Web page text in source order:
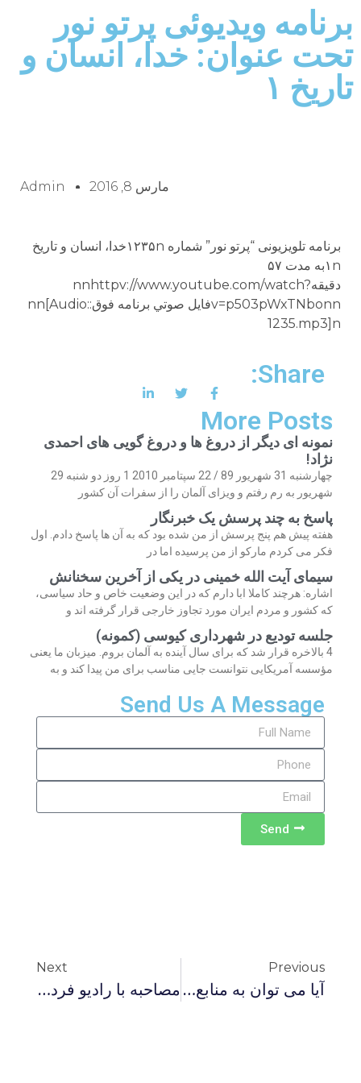
برنامه ويديوئى پرتو نور
تحت عنوان: خدا، انسان و
تاريخ ۱
مارس 8, 2016 Admin
برنامه تلويزيونى “پرتو نور” شماره ۱۲۳۵nخدا، انسان و تاريخ
۱nبه مدت ۵۷
دقيقهnnhttpv://www.youtube.com/watch?
v=p503pWxTNbonnفايل صوتي برنامه فوق:nn[Audio:
1235.mp3]n
Share:
More Posts
نمونه ای دیگر از دروغ ها و دروغ گویی های احمدی
نژاد!
چهارشنبه 31 شهریور 89 / 22 سپتامبر 2010 1 روز دو شنبه 29
شهریور به رم رفتم و ویزای آلمان را از سفرات آن کشور
پاسخ به چند پرسش یک خبرنگار
هفته پیش هم پنج پرسش از من شده بود که به آن ها پاسخ دادم. اول
فکر می کردم مارکو از من پرسیده اما در
سیمای آیت الله خمینی در یکی از آخرین سخنانش
اشاره: هرچند کاملا ابا دارم که در این وضعیت خاص و حاد سیاسی،
که کشور و مردم ایران مورد تجاوز خارجی قرار گرفته اند و
جلسه تودیع در شهرداری کیوسی (کمونه)
4 بالاخره قرار شد که برای سال آینده به آلمان بروم. میزبان ما یعنی
مؤسسه آمریکایی نتوانست جایی مناسب برای من پیدا کند و به
Send Us A Message
Send
Previous
آیا می توان به منابع تاریخی اسلام اعتماد کرد؟
Next
مصاحبه با رادیو فردا درباره اسلام و حقوق و منزلت زن